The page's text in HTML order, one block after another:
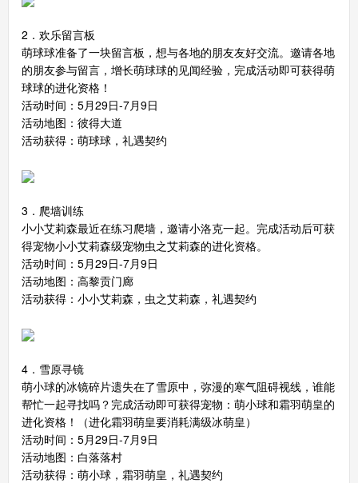
洛克王国手机版
2．欢乐留言板
萌球球准备了一块留言板，想与各地的朋友友好交流。邀请各地
的朋友参与留言，增长萌球球的见闻经验，完成活动即可获得萌
球球的进化资格！
活动时间：5月29日-7月9日
活动地图：彼得大道
活动获得：萌球球，礼遇契约
3．爬墙训练
小小艾莉森最近在练习爬墙，邀请小洛克一起。完成活动后可获
得宠物小小艾莉森级宠物虫之艾莉森的进化资格。
活动时间：5月29日-7月9日
活动地图：高黎贡门廊
活动获得：小小艾莉森，虫之艾莉森，礼遇契约
4．雪原寻镜
萌小球的冰镜碎片遗失在了雪原中，弥漫的寒气阻碍视线，谁能
帮忙一起寻找吗？完成活动即可获得宠物：萌小球和霜羽萌皇的
进化资格！（进化霜羽萌皇要消耗满级冰萌皇）
活动时间：5月29日-7月9日
活动地图：白落落村
活动获得：萌小球，霜羽萌皇，礼遇契约